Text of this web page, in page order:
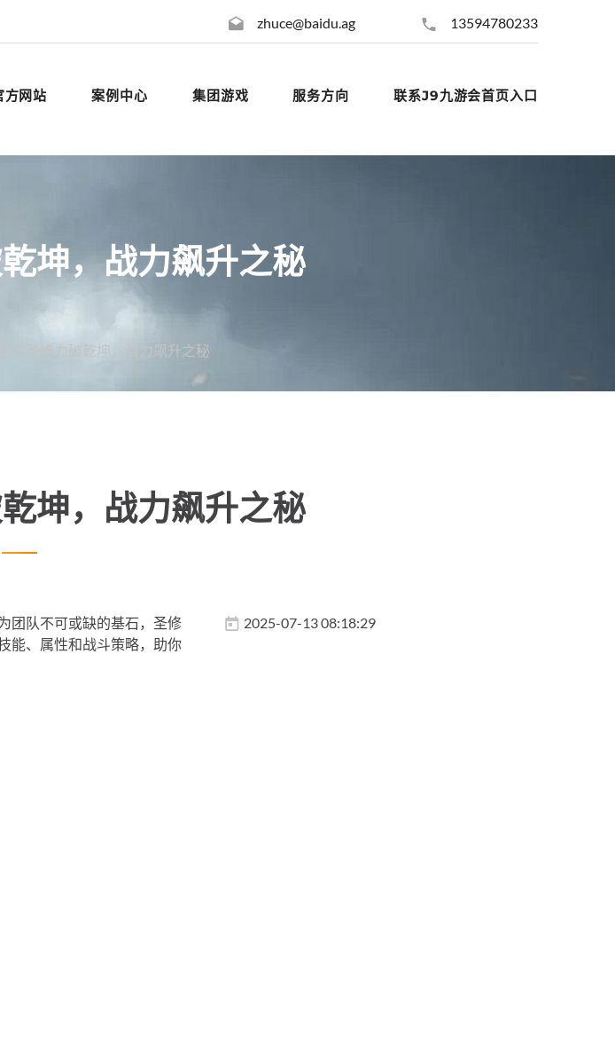
zhuce@baidu.ag 13594780233
方网站 案例中心 集团游戏 服务方向 联系J9九游会首页入口
坤，战力飙升之秘
手游圣修力破乾坤，战力飙升之秘
坤，战力飙升之秘
团队不可或缺的基石，圣修
能、属性和战斗策略，助你
2025-07-13 08:18:29